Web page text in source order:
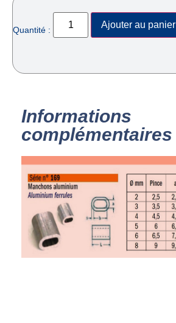
Quantité : Ajouter au panier
Informations
complémentaires